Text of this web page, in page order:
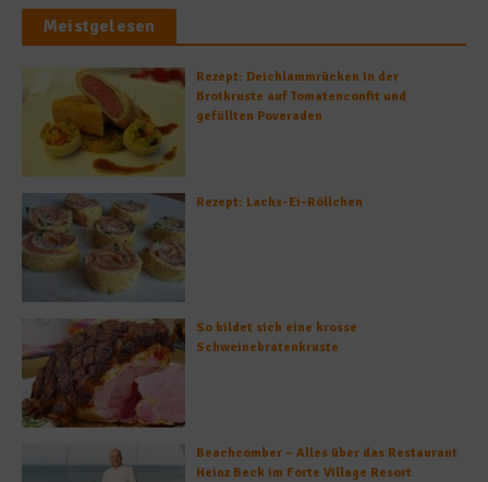
Meistgelesen
Rezept: Deichlammrücken in der
Brotkruste auf Tomatenconfit und
gefüllten Poveraden
Rezept: Lachs-Ei-Röllchen
So bildet sich eine krosse
Schweinebratenkruste
Beachcomber – Alles über das Restaurant
Heinz Beck im Forte Village Resort